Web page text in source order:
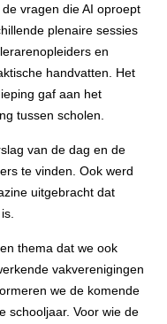
vragen die AI oproept
plenaire sessies
en
handvatten. Het
gaf aan het
tussen scholen.
van de dag en de
te vinden. Ook werd
uitgebracht dat
thema dat we ook
vakverenigingen
we de komende
schooljaar. Voor wie de